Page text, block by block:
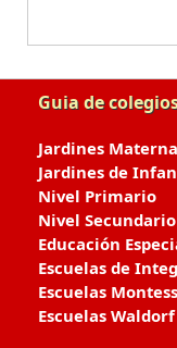
Guia de
Jardines
Jardines de
Nivel Primario
Nivel Secundario
Educación
Escuelas de
Escuelas
Escuelas Waldorf